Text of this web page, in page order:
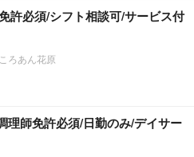
許必須/シフト相談可/サービス付
ろあん花原
理師免許必須/日勤のみ/デイサー